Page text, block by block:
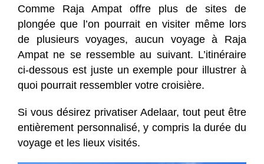
Comme Raja Ampat offre plus de sites de
plongée que l’on pourrait en visiter même lors
de plusieurs voyages, aucun voyage à Raja
Ampat ne se ressemble au suivant. L’itinéraire
ci-dessous est juste un exemple pour illustrer à
quoi pourrait ressembler votre croisière.
Si vous désirez privatiser Adelaar, tout peut être
entièrement personnalisé, y compris la durée du
voyage et les lieux visités.